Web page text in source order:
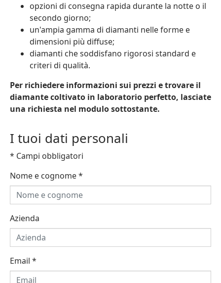
opzioni di consegna rapida durante la notte o il
secondo giorno;
un'ampia gamma di diamanti nelle forme e
dimensioni più diffuse;
diamanti che soddisfano rigorosi standard e
criteri di qualità.
Per richiedere informazioni sui prezzi e trovare il
diamante coltivato in laboratorio perfetto, lasciate
una richiesta nel modulo sottostante.
I tuoi dati personali
* Campi obbligatori
Nome e cognome*
Azienda
Email *